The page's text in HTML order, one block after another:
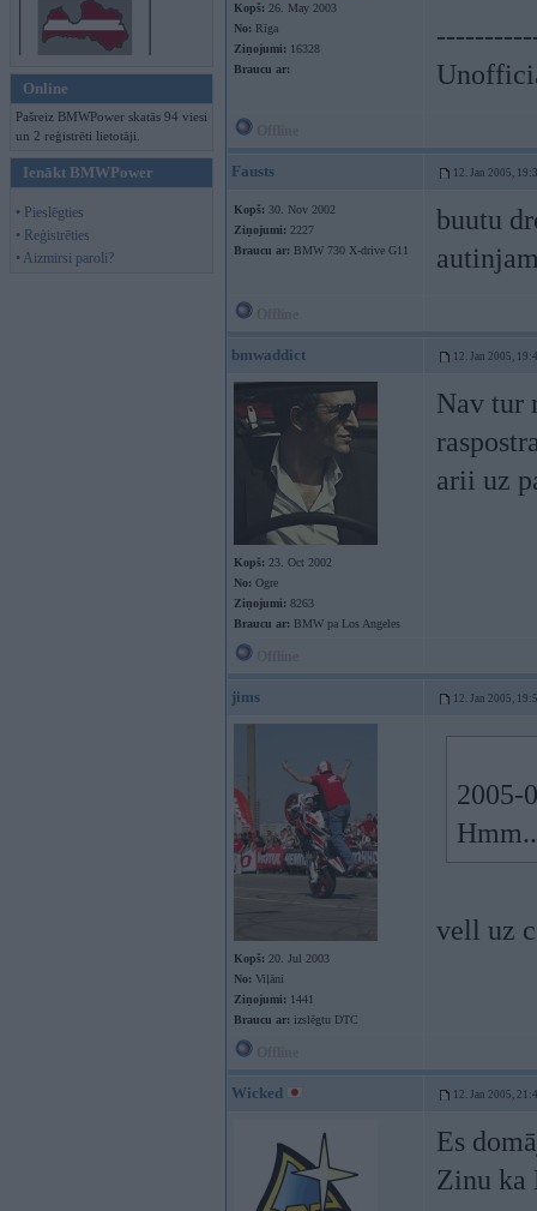
Online
Pašreiz BMWPower skatās 94 viesi
un 2 reģistrēti lietotāji.
Ienākt BMWPower
• Pieslēgties
• Reģistrēties
• Aizmirsi paroli?
Kopš: 26. May 2003
No: Rīga
Ziņojumi: 16328
Braucu ar:
Fausts 12. Jan 2005,
Kopš: 30. Nov 2002
Ziņojumi: 2227
Braucu ar: BMW 730 X-drive G11
buutu
bmwaddict 12. Jan 2005,
Kopš: 23. Oct 2002
No: Ogre
Ziņojumi: 8263
Braucu ar: BMW pa Los Angeles
Nav tur
arii uz
jims 12. Jan 2005,
Kopš: 20. Jul 2003
No: Viļāni
Ziņojumi: 1441
Braucu ar: izslēgtu DTC
2005-
vell uz
Wicked 12. Jan 2005,
Es
Zinu ka